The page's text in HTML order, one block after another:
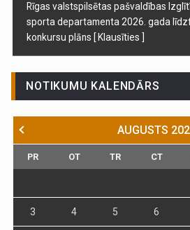
Rīgas valstspilsētas pašvaldības
sporta departamenta 2026. gada
konkursu plāns [ Klausīties ]
NOTIKUMU KALENDĀRS
AUGUSTS
PR OT TR CT
3 4 5 6